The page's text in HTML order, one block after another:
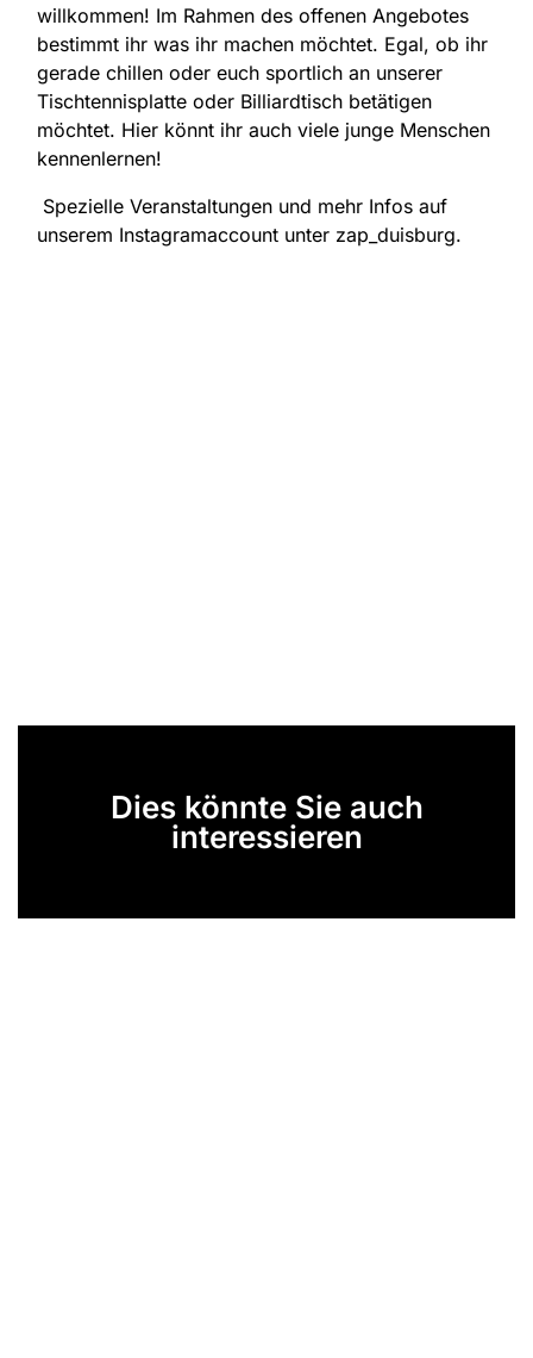
willkommen! Im Rahmen des offenen Angebotes
bestimmt ihr was ihr machen möchtet. Egal, ob ihr
gerade chillen oder euch sportlich an unserer
Tischtennisplatte oder Billiardtisch betätigen
möchtet. Hier könnt ihr auch viele junge Menschen
kennenlernen!
Spezielle Veranstaltungen und mehr Infos auf
unserem Instagramaccount unter zap_duisburg.
Dies könnte Sie auch
interessieren